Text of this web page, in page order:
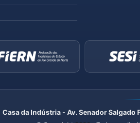
Casa da Indústria - Av. Senador